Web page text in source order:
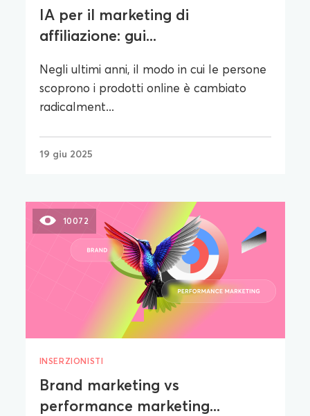
IA per il marketing di
affiliazione: gui...
Negli ultimi anni, il modo in cui le persone
scoprono i prodotti online è cambiato
radicalment...
19 giu 2025
10072
INSERZIONISTI
Brand marketing vs
performance marketing...